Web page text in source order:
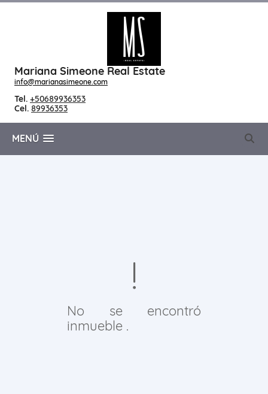
Mariana Simeone Real Estate
info@marianasimeone.com
Tel. +50689936353
Cel. 89936353
MENÚ
No se encontró
inmueble .